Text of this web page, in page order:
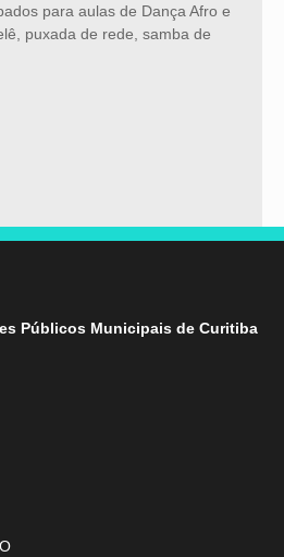
para aulas de Dança Afro e
puxada de rede, samba de
Públicos Municipais de Curitiba